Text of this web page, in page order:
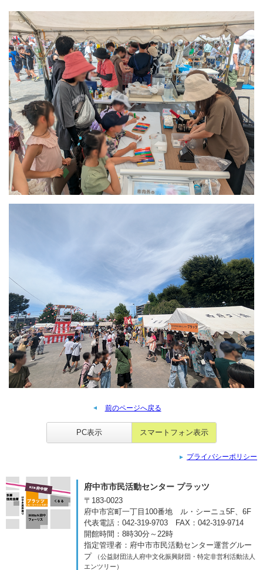
前のページへ戻る
PC表示 スマートフォン表示
プライバシーポリシー
府中市市民活動センター プラッツ
〒183-0023
府中市宮町一丁目100番地 ル・シーニュ5F、6F
代表電話：042-319-9703
FAX：042-319-9714
開館時間：8時30分～22時
指定管理者：府中市市民活動センター運営グルー
プ
（公益財団法人府中文化振興財団・特定非営利活動法人
エンツリー）